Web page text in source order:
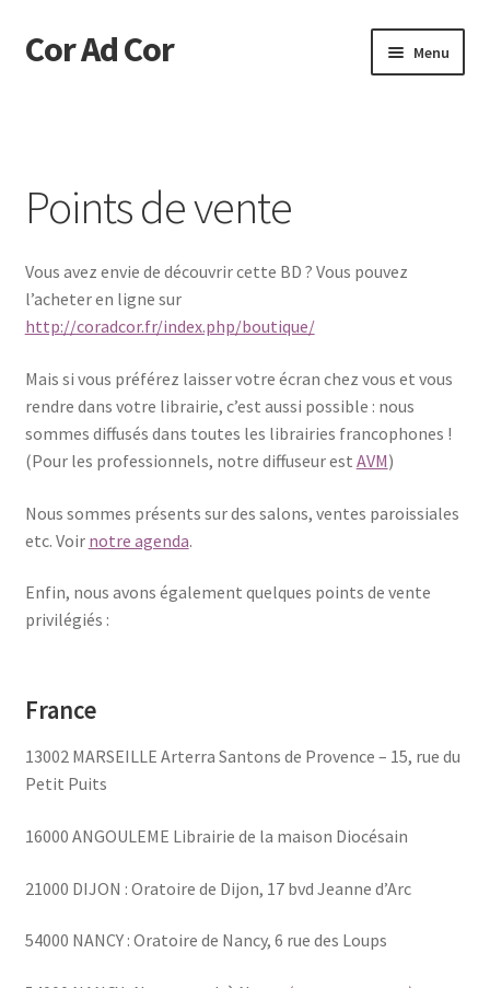
Aller
à
Aller
au
Cor Ad Cor Menu
Acheter
BD et chronologie
BONUS (2021)
Construction de l’œuvre
Construction en miroir
Contact
Détails cachés
Points de vente
Vous avez envie de découvrir cette BD ? Vous pouvez
l’acheter en ligne sur
http://coradcor.fr/index.php/boutique/
Mais si vous préférez laisser votre écran chez vous et vous
rendre dans votre librairie, c’est aussi possible : nous
sommes diffusés dans toutes les librairies francophones !
(Pour les professionnels, notre diffuseur est AVM)
Nous sommes présents sur des salons, ventes paroissiales
etc. Voir notre agenda.
Enfin, nous avons également quelques points de vente
privilégiés :
France
13002 MARSEILLE Arterra Santons de Provence – 15, rue du
Petit Puits
16000 ANGOULEME Librairie de la maison Diocésain
21000 DIJON : Oratoire de Dijon, 17 bvd Jeanne d’Arc
54000 NANCY : Oratoire de Nancy, 6 rue des Loups